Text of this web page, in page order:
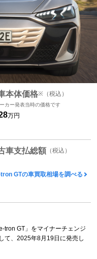
本体価格※ （税込）
カー発表当時の価格です
万円
車支払総額 （税込）
GTの車買取相場を調べる
tron GT」をマイナーチェンジ
て、2025年8月19日に発売し